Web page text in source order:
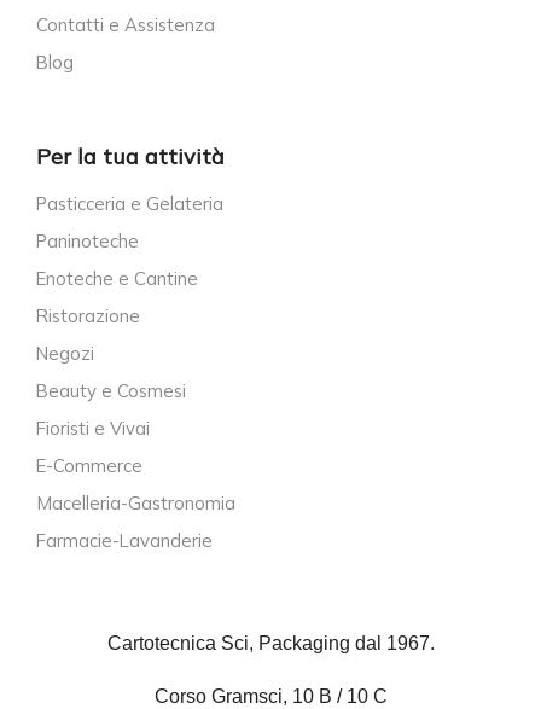
Contatti e Assistenza
Blog
Per la tua attività
Pasticceria e Gelateria
Paninoteche
Enoteche e Cantine
Ristorazione
Negozi
Beauty e Cosmesi
Fioristi e Vivai
E-Commerce
Macelleria-Gastronomia
Farmacie-Lavanderie
Cartotecnica Sci, Packaging dal 1967.
Corso Gramsci, 10 B / 10 C